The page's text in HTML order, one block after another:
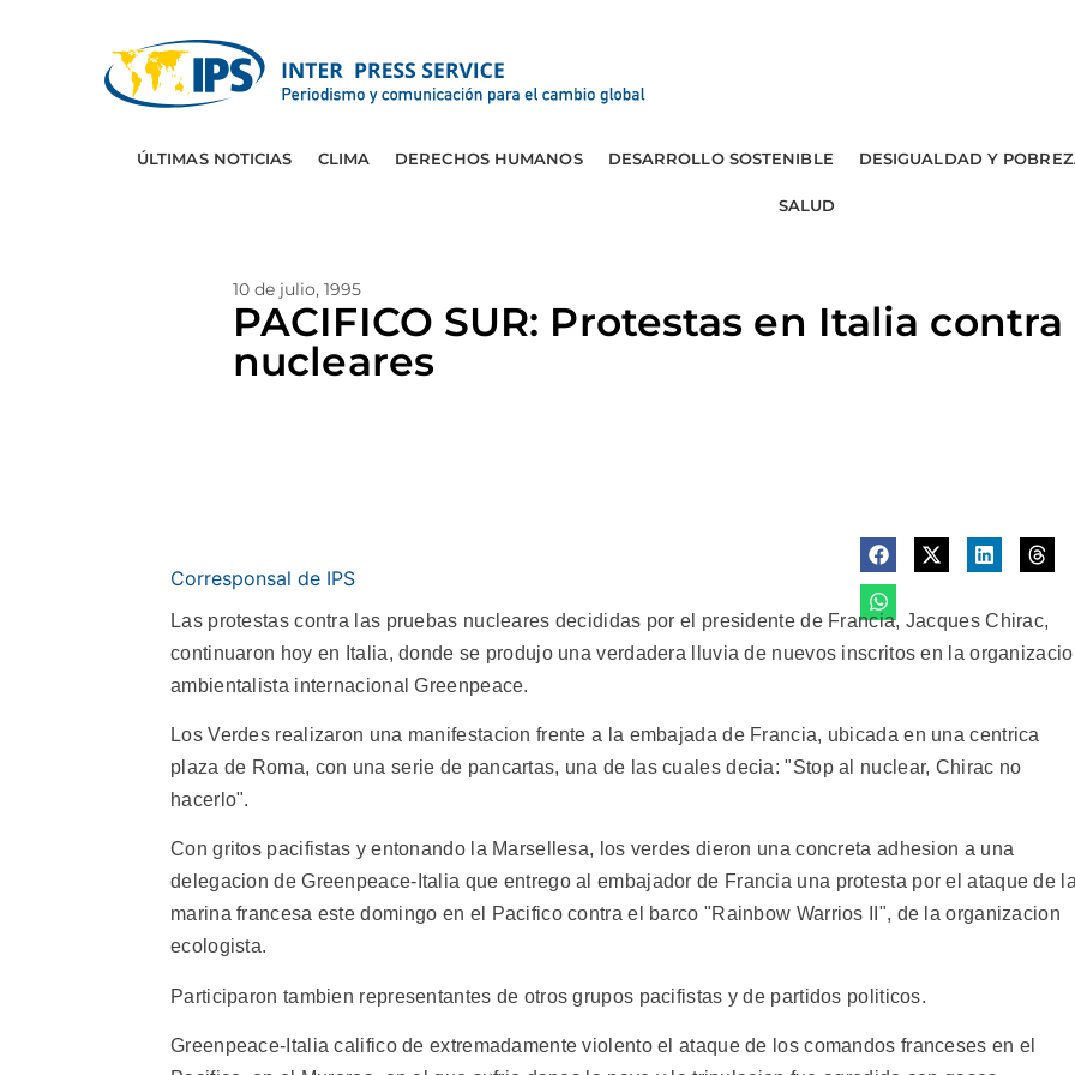
ÚLTIMAS NOTICIAS CLIMA DERECHOS HUMANOS DESARROLLO SOSTENIBLE DESIGUALDAD Y
SALUD
10 de julio, 1995
PACIFICO SUR: Protestas en Italia
nucleares
Corresponsal de IPS
Las protestas contra las pruebas nucleares decididas por el presidente de Francia, Jacques Chirac,
continuaron hoy en Italia, donde se produjo una verdadera lluvia de nuevos inscritos en la
ambientalista internacional Greenpeace.
Los Verdes realizaron una manifestacion frente a la embajada de Francia, ubicada en una centrica
plaza de Roma, con una serie de pancartas, una de las cuales decia: "Stop al nuclear, Chirac no
hacerlo".
Con gritos pacifistas y entonando la Marsellesa, los verdes dieron una concreta adhesion a una
delegacion de Greenpeace-Italia que entrego al embajador de Francia una protesta por el ataque de
marina francesa este domingo en el Pacifico contra el barco "Rainbow Warrios II", de la organizacion
ecologista.
Participaron tambien representantes de otros grupos pacifistas y de partidos politicos.
Greenpeace-Italia califico de extremadamente violento el ataque de los comandos franceses en el